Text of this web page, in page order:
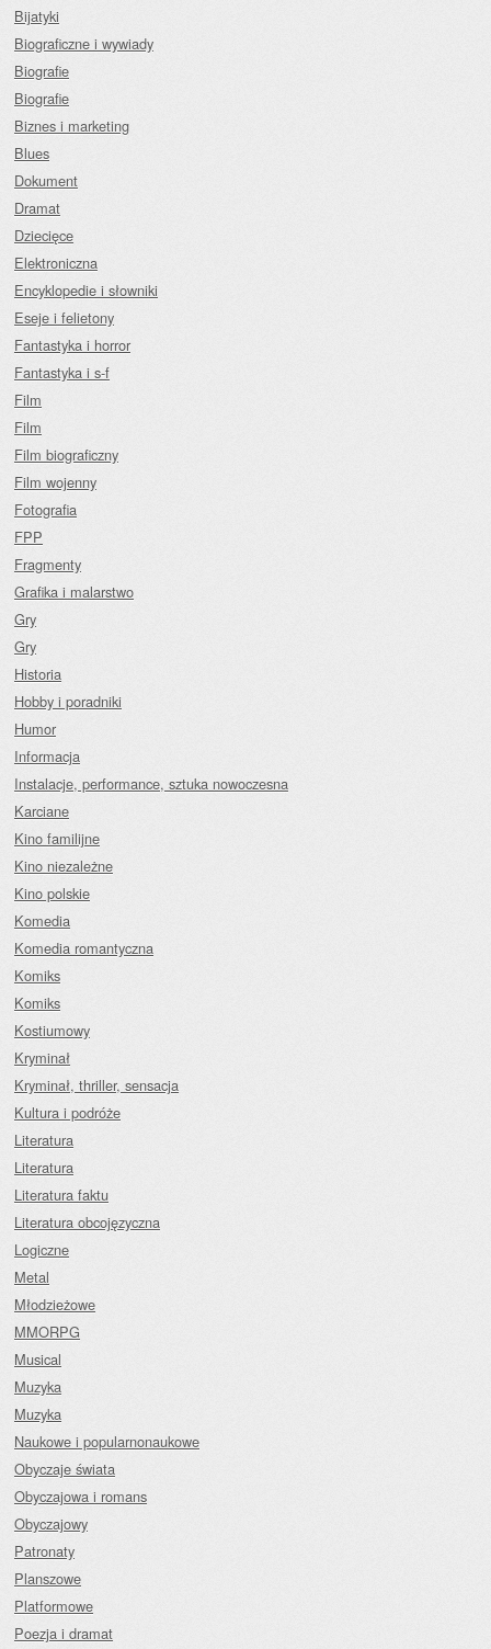
Bijatyki
Biograficzne i wywiady
Biografie
Biografie
Biznes i marketing
Blues
Dokument
Dramat
Dziecięce
Elektroniczna
Encyklopedie i słowniki
Eseje i felietony
Fantastyka i horror
Fantastyka i s-f
Film
Film
Film biograficzny
Film wojenny
Fotografia
FPP
Fragmenty
Grafika i malarstwo
Gry
Gry
Historia
Hobby i poradniki
Humor
Informacja
Instalacje, performance, sztuka nowoczesna
Karciane
Kino familijne
Kino niezależne
Kino polskie
Komedia
Komedia romantyczna
Komiks
Komiks
Kostiumowy
Kryminał
Kryminał, thriller, sensacja
Kultura i podróże
Literatura
Literatura
Literatura faktu
Literatura obcojęzyczna
Logiczne
Metal
Młodzieżowe
MMORPG
Musical
Muzyka
Muzyka
Naukowe i popularnonaukowe
Obyczaje świata
Obyczajowa i romans
Obyczajowy
Patronaty
Planszowe
Platformowe
Poezja i dramat